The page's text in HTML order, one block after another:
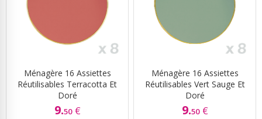
Ménagère 16 Assiettes
Réutilisables Terracotta Et
Doré
9.50 €
Ménagère 16 Assiettes
Réutilisables Vert Sauge Et
Doré
9.50 €